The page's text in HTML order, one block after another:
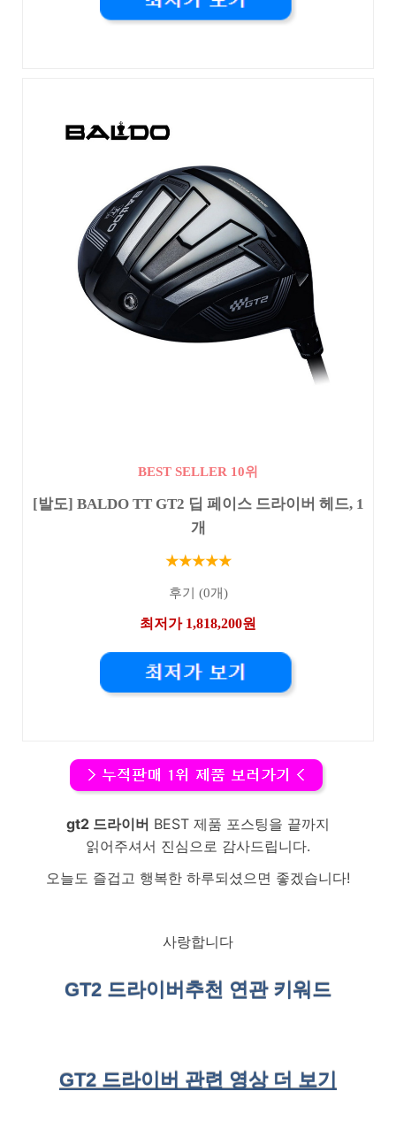
BEST SELLER 10위
[발도] BALDO TT GT2 딥 페이스 드라이버 헤드, 1
개
★★★★★
후기 (0개)
최저가 1,818,200원
gt2 드라이버 BEST 제품 포스팅을 끝까지
읽어주셔서 진심으로 감사드립니다.
오늘도 즐겁고 행복한 하루되셨으면 좋겠습니다!
사랑합니다
GT2 드라이버 추천 연관 키워드
GT2 드라이버 관련 영상 더 보기